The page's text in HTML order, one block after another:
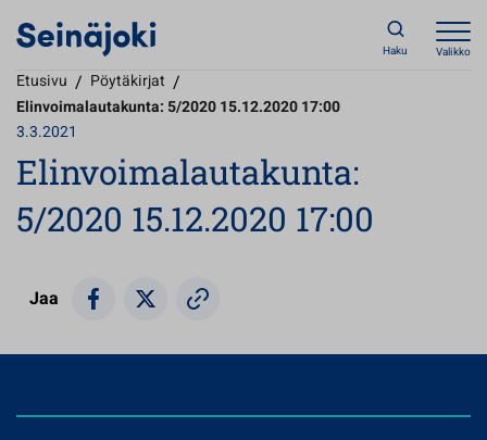
Haku Valikko
Etusivu / Pöytäkirjat /
Elinvoimalautakunta: 5/2020 15.12.2020 17:00
3.3.2021
Elinvoimalautakunta:
5/2020 15.12.2020 17:00
Jaa